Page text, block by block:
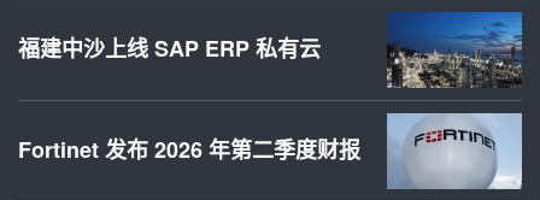
福建中沙上线 SAP ERP 私有云
Fortinet 发布 2026 年第二季度财报